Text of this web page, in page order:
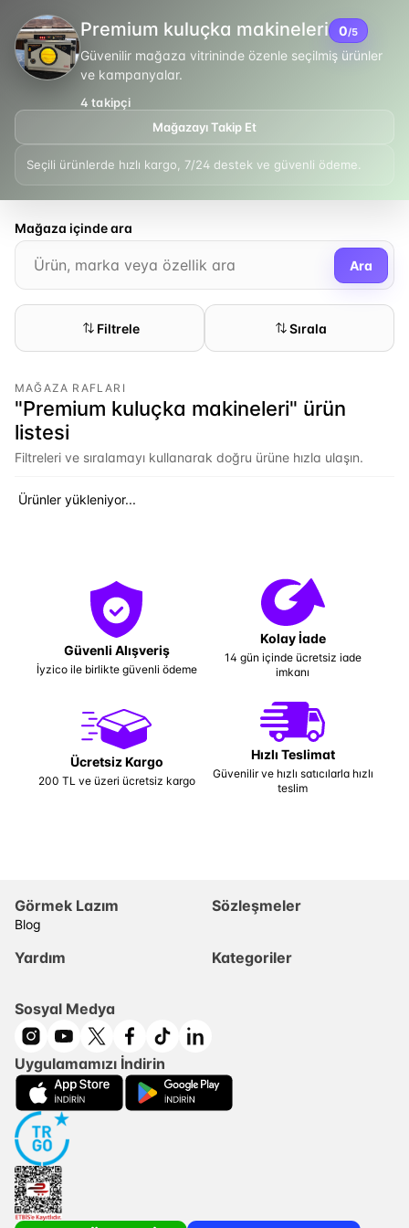
Premium kuluçka makineleri 0/5
Güvenilir mağaza vitrininde özenle seçilmiş ürünler
ve kampanyalar.
4 takipçi
Mağazayı Takip Et
Seçili ürünlerde hızlı kargo, 7/24 destek ve güvenli ödeme.
Mağaza içinde ara
Ara
Filtrele Sırala
MAĞAZA RAFLARI
"Premium kuluçka makineleri" ürün
listesi
Filtreleri ve sıralamayı kullanarak doğru ürüne hızla ulaşın.
Ürünler yükleniyor...
Güvenli Alışveriş
İyzico ile birlikte güvenli ödeme
Kolay İade
14 gün içinde ücretsiz iade
imkanı
Ücretsiz Kargo
200 TL ve üzeri ücretsiz kargo
Hızlı Teslimat
Güvenilir ve hızlı satıcılarla hızlı
teslim
Görmek Lazım
Blog
Sözleşmeler
Yardım Kategoriler
Sosyal Medya
Uygulamamızı İndirin